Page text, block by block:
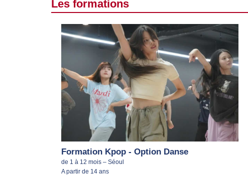
Les formations
Formation Kpop - Option Danse
de 1 à 12 mois – Séoul
A partir de 14 ans